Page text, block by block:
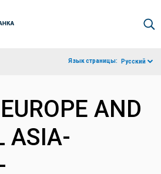
Язык страницы: Русский
AND
ASIA-